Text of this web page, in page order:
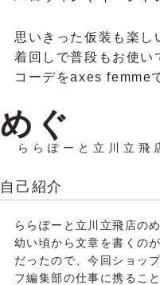
思いきった仮装も楽し
着回しで普段もお使い
コーデをaxes femme
めぐ
ららぽーと立川立飛
自己紹介
ららぽーと立川立飛店の
幼い頃から文章を書くの
だったので、今回ショッ
フ編集部の仕事に携るこ